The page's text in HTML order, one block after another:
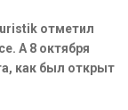
отметил
А 8 октября
как был открыт